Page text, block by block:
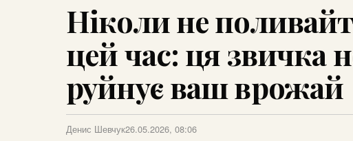
Ніколи не
цей час: ця звичка
руйнує ваш врожай
Денис Шевчук26.05.2026, 08:06